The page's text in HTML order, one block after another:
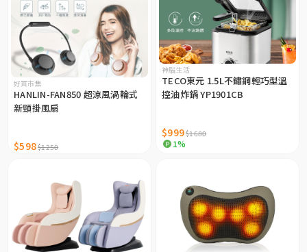
神腦生活
TECO東元 1.5L不鏽鋼輕巧型溫
控油炸鍋 YP1901CB
$999$1680
1%
好買市集
HANLIN-FAN850 超涼風渦輪式
新頸掛風扇
$598$1250